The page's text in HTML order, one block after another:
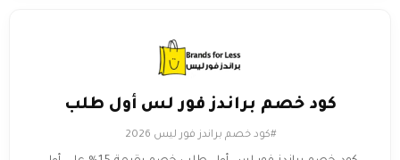
كود خصم براندز فور لس أول طلب
#كود خصم براندز فور ليس 2026